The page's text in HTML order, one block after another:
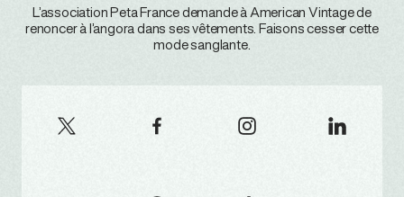
L’association Peta France demande à American Vintage de
renoncer à l’angora dans ses vêtements. Faisons cesser cette
mode sanglante.